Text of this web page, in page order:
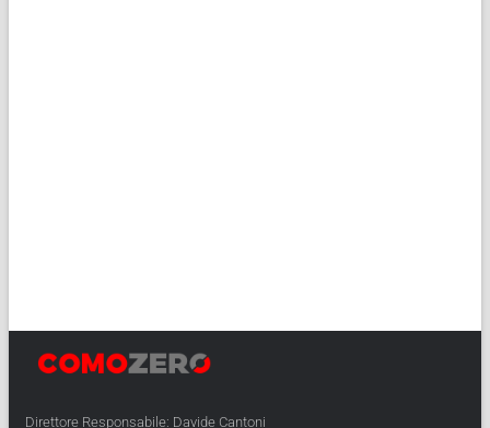
Direttore Responsabile: Davide Cantoni